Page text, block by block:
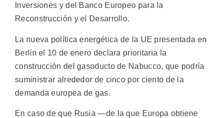
Inversiones y del Banco Europeo para la
Reconstrucción y el Desarrollo.
La nueva política energética de la UE presentada en
Berlín el 10 de enero declara prioritaria la
construcción del gasoducto de Nabucco, que podría
suministrar alrededor de cinco por ciento de la
demanda europea de gas.
En caso de que Rusia —de la que Europa obtiene